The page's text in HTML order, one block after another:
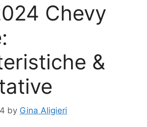
Chevy
&
by Gina Aligieri